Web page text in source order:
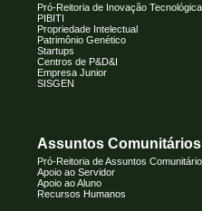
Pró-Reitoria de Inovação Tecnológica
PIBITI
Propriedade Intelectual
Patrimônio Genético
Startups
Centros de P&D&I
Empresa Junior
SISGEN
Assuntos Comunitários
Pró-Reitoria de Assuntos
Apoio ao Servidor
Apoio ao Aluno
Recursos Humanos